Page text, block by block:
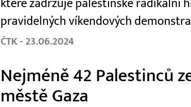
které zadržuje palestinské radikální
pravidelných víkendových
ČTK - 23.06.2024
Nejméně 42 Palestinců
městě Gaza